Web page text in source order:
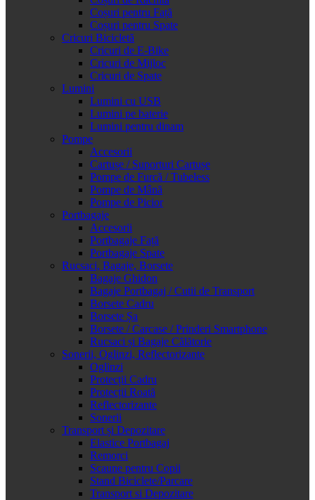
Coșuri pentru Față
Coșuri pentru Spate
Cricuri Bicicletă
Cricuri de E-Bike
Cricuri de Mijloc
Cricuri de Spate
Lumini
Lumini cu USB
Lumini pe baterie
Lumini pentru dinam
Pompe
Accesorii
Cartușe / Suporturi Cartușe
Pompe de Furcă / Tubeless
Pompe de Mână
Pompe de Picior
Portbagaje
Accesorii
Portbagaje Față
Portbagaje Spate
Rucsaci, Bagaje, Borsete
Bagaje Ghidon
Bagaje Portbagaj / Cutii de Transport
Borsete Cadru
Borsete Șa
Borsete / Carcase / Prinderi Smartphone
Rucsaci și Bagaje Călătorie
Sonerii, Oglinzi, Reflectorizante
Oglinzi
Protecții Cadru
Protecții Roată
Reflectorizante
Sonerii
Transport și Depozitare
Elastice Portbagaj
Remorci
Scaune pentru Copii
Stand Biciclete/Parcare
Transport si Depozitare